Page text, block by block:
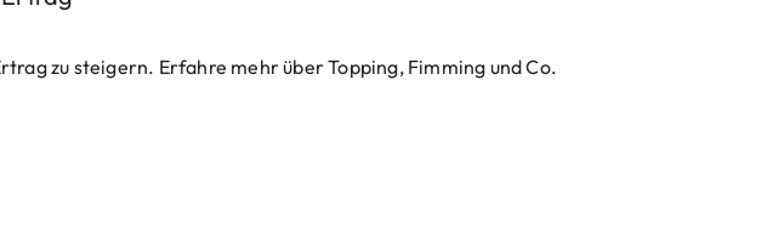
zu steigern. Erfahre mehr über Topping, Fimming und Co.